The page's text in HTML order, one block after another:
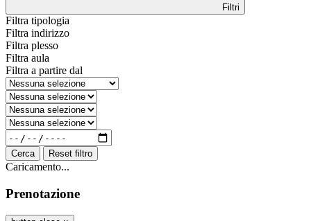
Filtri
Filtra tipologia
Filtra indirizzo
Filtra plesso
Filtra aula
Filtra a partire dal
Cerca Reset filtro
Caricamento...
Prenotazione